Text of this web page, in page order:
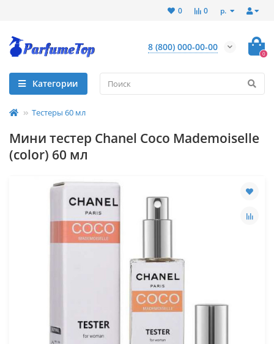
р.
0
0
8 (800) 000-00-00
0
Категории
Тестеры 60 мл
Мини тестер Chanel Coco Mademoiselle
(color) 60 мл